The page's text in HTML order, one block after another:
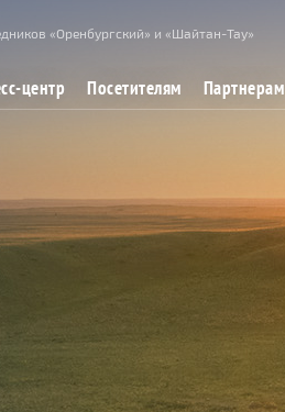
«Оренбургский» и «Шайтан-Тау»
центр Посетителям Партнерам